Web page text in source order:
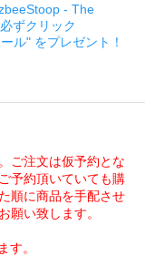
- The
ずクリック
ル" をプレゼント！
ご注文は仮予約とな
予約頂いていても購
順に商品を手配させ
願い致します。
す。